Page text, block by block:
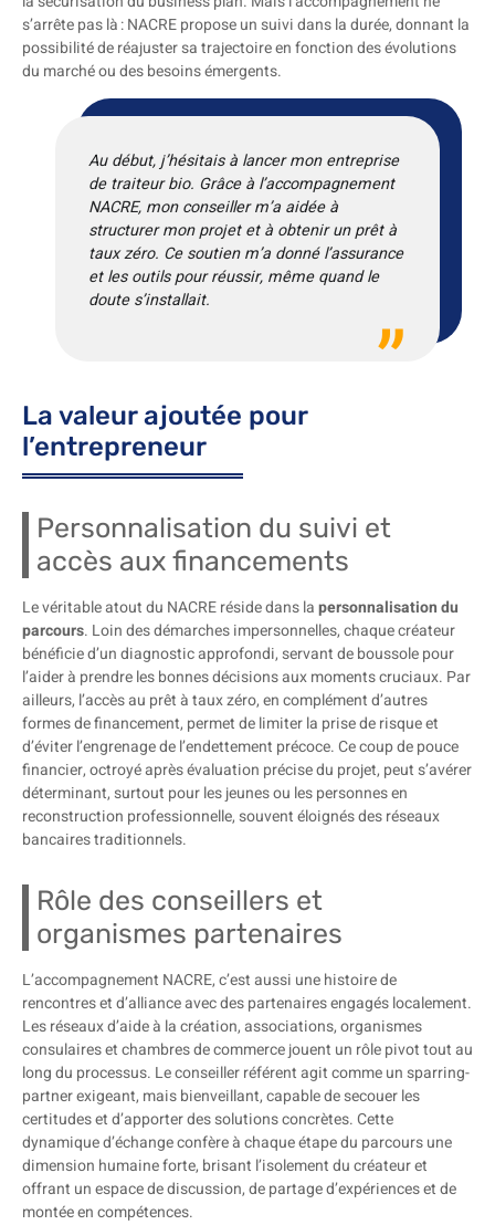
s’arrête pas là : NACRE propose un suivi dans la durée, donnant la
possibilité de réajuster sa trajectoire en fonction des évolutions
du marché ou des besoins émergents.
Au début, j’hésitais à lancer mon entreprise
de traiteur bio. Grâce à l’accompagnement
NACRE, mon conseiller m’a aidée à
structurer mon projet et à obtenir un prêt à
taux zéro. Ce soutien m’a donné l’assurance
et les outils pour réussir, même quand le
doute s’installait.
La valeur ajoutée pour
l’entrepreneur
Personnalisation du suivi et
accès aux financements
Le véritable atout du NACRE réside dans lapersonnalisation du
parcours. Loin des démarches impersonnelles, chaque créateur
bénéficie d’un diagnostic approfondi, servant de boussole pour
l’aider à prendre les bonnes décisions aux moments cruciaux. Par
ailleurs, l’accès au prêt à taux zéro, en complément d’autres
formes de financement, permet de limiter la prise de risque et
d’éviter l’engrenage de l’endettement précoce. Ce coup de pouce
financier, octroyé après évaluation précise du projet, peut s’avérer
déterminant, surtout pour les jeunes ou les personnes en
reconstruction professionnelle, souvent éloignés des réseaux
bancaires traditionnels.
Rôle des conseillers et
organismes partenaires
L’accompagnement NACRE, c’est aussi une histoire de
rencontres et d’alliance avec des partenaires engagés localement.
Les réseaux d’aide à la création, associations, organismes
consulaires et chambres de commerce jouent un rôle pivot tout au
long du processus. Le conseiller référent agit comme un sparring-
partner exigeant, mais bienveillant, capable de secouer les
certitudes et d’apporter des solutions concrètes. Cette
dynamique d’échange confère à chaque étape du parcours une
dimension humaine forte, brisant l’isolement du créateur et
offrant un espace de discussion, de partage d’expériences et de
montée en compétences.